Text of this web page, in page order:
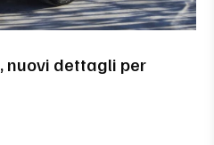
nuovi dettagli per